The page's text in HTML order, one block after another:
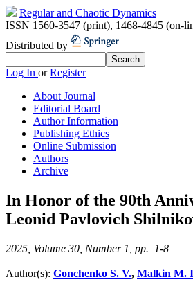
Regular and Chaotic Dynamics
ISSN 1560-3547 (print), 1468-4845 (on-
Distributed by
Log In orRegister
About Journal
Editorial Board
Author Information
Publishing Ethics
Online Submission
Authors
Archive
In Honor of the 90th
Leonid Pavlovich
2025, Volume 30, Number 1, pp. 1-8
Author(s): Gonchenko S. V., Malkin M.